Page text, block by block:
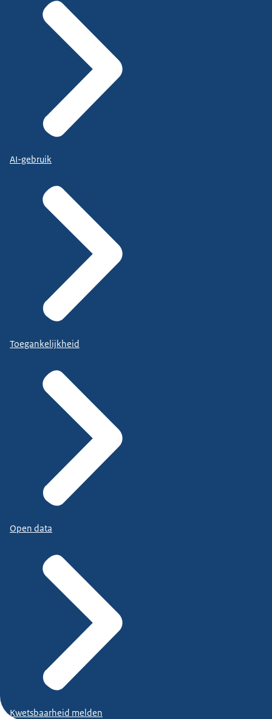
AI-gebruik
Toegankelijkheid
Open data
Kwetsbaarheid melden